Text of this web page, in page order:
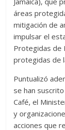
áreas
mitigación de
impulsar el
Protegidas de
protegidas de
Puntualizó
se han
Café, el
y
acciones que